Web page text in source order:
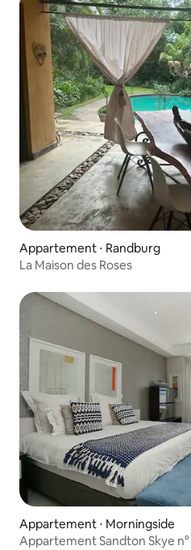
Appartement ⋅ Randburg
La Maison des Roses
Appartement ⋅ Morningside
Appartement Sandton Skye n°